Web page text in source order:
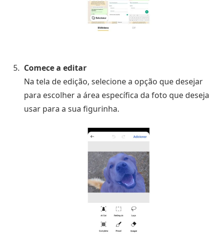
Comece a editar
Na tela de edição, selecione a opção que desejar
para escolher a área específica da foto que deseja
usar para a sua figurinha.